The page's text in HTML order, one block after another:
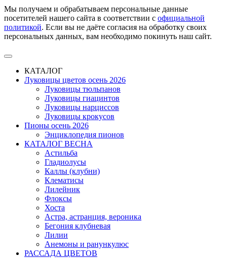
Мы получаем и обрабатываем персональные данные
посетителей нашего сайта в соответствии с официальной
политикой. Если вы не даёте согласия на обработку своих
персональных данных, вам необходимо покинуть наш сайт.
КАТАЛОГ
Луковицы цветов осень 2026
Луковицы тюльпанов
Луковицы гиацинтов
Луковицы нарциссов
Луковицы крокусов
Пионы осень 2026
Энциклопедия пионов
КАТАЛОГ ВЕСНА
Астильба
Гладиолусы
Каллы (клубни)
Клематисы
Лилейник
Флоксы
Хоста
Астра, астранция, вероника
Бегония клубневая
Лилии
Анемоны и ранункулюс
РАССАДА ЦВЕТОВ